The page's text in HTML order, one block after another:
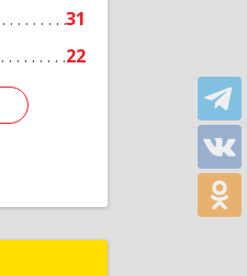
31
22